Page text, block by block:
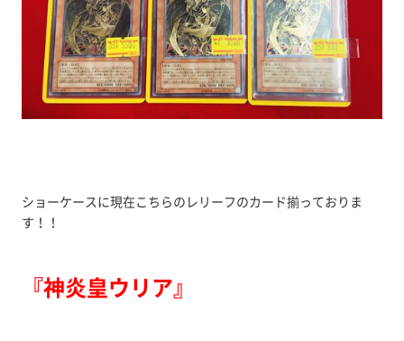
ショーケースに現在こちらのレリーフのカード揃っておりま
す！！
『神炎皇ウリア』